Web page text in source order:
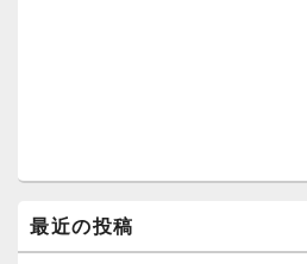
最近の投稿